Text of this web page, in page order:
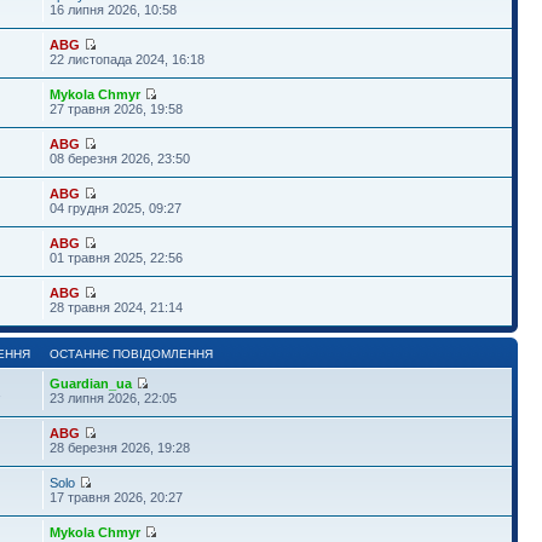
16 липня 2026, 10:58
ABG
22 листопада 2024, 16:18
Mykola Chmyr
27 травня 2026, 19:58
ABG
08 березня 2026, 23:50
ABG
04 грудня 2025, 09:27
ABG
01 травня 2025, 22:56
ABG
28 травня 2024, 21:14
ОСТАННЄ ПОВІДОМЛЕННЯ
Guardian_ua
23 липня 2026, 22:05
ABG
28 березня 2026, 19:28
Solo
17 травня 2026, 20:27
Mykola Chmyr